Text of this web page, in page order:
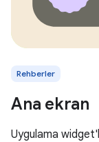
Rehberler
Ana ekran
Uygulama